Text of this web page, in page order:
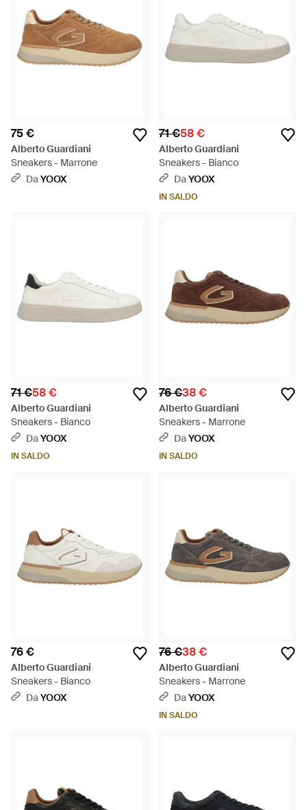
75 €
Alberto Guardiani
Sneakers - Marrone
DaYOOX
71 €58 €
Alberto Guardiani
Sneakers - Bianco
DaYOOX
IN SALDO
71 €58 €
Alberto Guardiani
Sneakers - Bianco
DaYOOX
IN SALDO
76 €38 €
Alberto Guardiani
Sneakers - Marrone
DaYOOX
IN SALDO
76 €
Alberto Guardiani
Sneakers - Bianco
DaYOOX
76 €38 €
Alberto Guardiani
Sneakers - Marrone
DaYOOX
IN SALDO